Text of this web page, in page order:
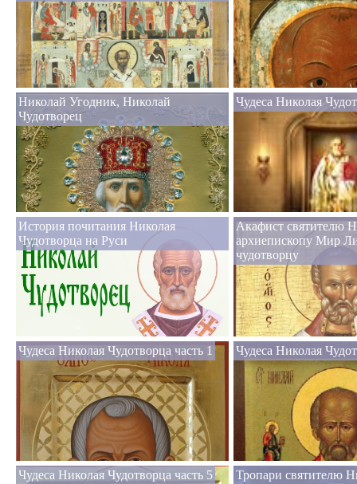
Николай Угодник, Николай
Чудотворец
Чудеса Николая
История почитания Николая
Чудотворца на Руси
Акафист святителю
архиепископу Мир
чудотворцу
Чудеса Николая Чудотворца часть 1 Чудеса Николая
Чудеса Николая Чудотворца часть 5
Тропари святителю